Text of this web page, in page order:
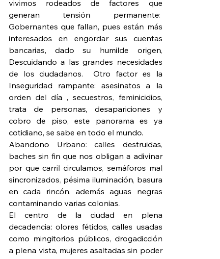
vivimos rodeados de factores que
generan tensión permanente:
Gobernantes que fallan, pues están más
interesados en engordar sus cuentas
bancarias, dado su humilde origen,
Descuidando a las grandes necesidades
de los ciudadanos.  Otro factor es la
Inseguridad rampante: asesinatos a la
orden del día , secuestros, feminicidios,
trata de personas, desapariciones y
cobro de piso, este panorama es ya
cotidiano, se sabe en todo el mundo.
Abandono Urbano: calles destruidas,
baches sin fin que nos obligan a adivinar
por que carril circulamos, semáforos mal
sincronizados, pésima iluminación, basura
en cada rincón, además aguas negras
contaminando varias colonias.
El centro de la ciudad en plena
decadencia: olores fétidos, calles usadas
como mingitorios públicos, drogadicción
a plena vista, mujeres asaltadas sin poder